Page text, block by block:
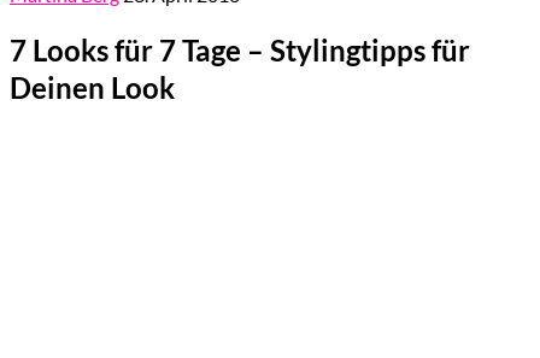
7 Looks für 7 Tage – Stylingtipps für
Deinen Look